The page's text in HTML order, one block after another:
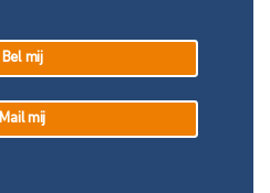
Bel mij
Mail mij